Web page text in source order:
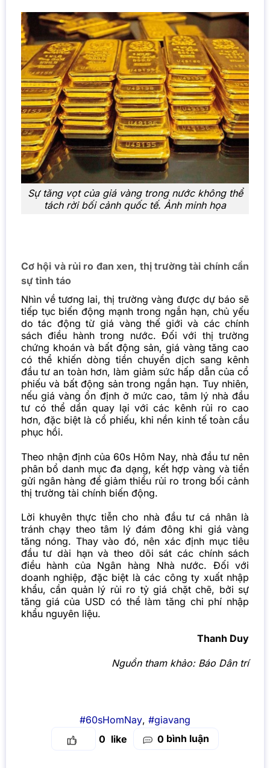
Sự tăng vọt của giá vàng trong nước không thể
tách rời bối cảnh quốc tế. Ảnh minh họa
Cơ hội và rủi ro đan xen, thị trường tài chính cần
sự tỉnh táo
Nhìn về tương lai, thị trường vàng được dự báo sẽ
tiếp tục biến động mạnh trong ngắn hạn, chủ yếu
do tác động từ giá vàng thế giới và các chính
sách điều hành trong nước. Đối với thị trường
chứng khoán và bất động sản, giá vàng tăng cao
có thể khiến dòng tiền chuyển dịch sang kênh
đầu tư an toàn hơn, làm giảm sức hấp dẫn của cổ
phiếu và bất động sản trong ngắn hạn. Tuy nhiên,
nếu giá vàng ổn định ở mức cao, tâm lý nhà đầu
tư có thể dần quay lại với các kênh rủi ro cao
hơn, đặc biệt là cổ phiếu, khi nền kinh tế toàn cầu
phục hồi.
Theo nhận định của 60s Hôm Nay, nhà đầu tư nên
phân bổ danh mục đa dạng, kết hợp vàng và tiền
gửi ngân hàng để giảm thiểu rủi ro trong bối cảnh
thị trường tài chính biến động.
Lời khuyên thực tiễn cho nhà đầu tư cá nhân là
tránh chạy theo tâm lý đám đông khi giá vàng
tăng nóng. Thay vào đó, nên xác định mục tiêu
đầu tư dài hạn và theo dõi sát các chính sách
điều hành của Ngân hàng Nhà nước. Đối với
doanh nghiệp, đặc biệt là các công ty xuất nhập
khẩu, cần quản lý rủi ro tỷ giá chặt chẽ, bởi sự
tăng giá của USD có thể làm tăng chi phí nhập
khẩu nguyên liệu.
Thanh Duy
Nguồn tham khảo: Báo Dân trí
#60sHomNay, #giavang
0
0 bình luận